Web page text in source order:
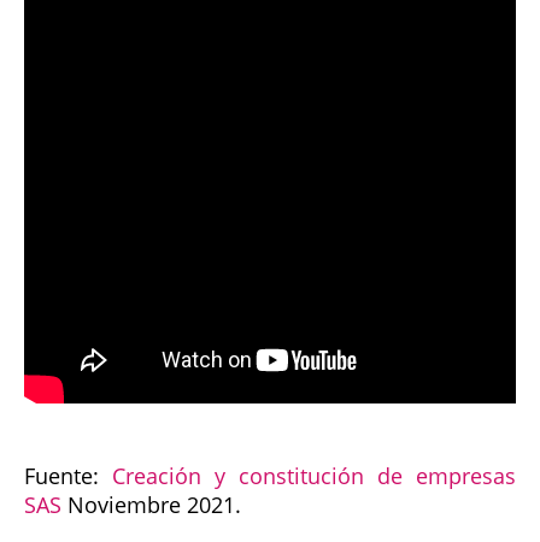
Fuente: Creación y constitución de empresas
SAS Noviembre 2021.